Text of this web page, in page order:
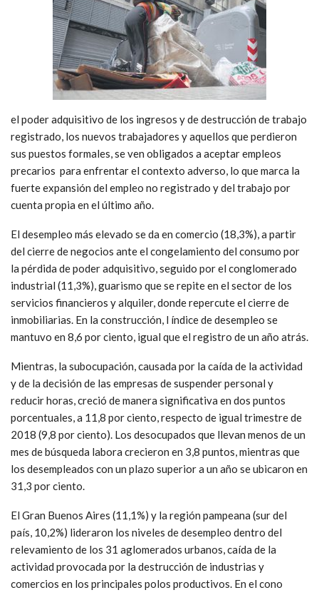
el poder adquisitivo de los ingresos y de destrucción de trabajo
registrado, los nuevos trabajadores y aquellos que perdieron
sus puestos formales, se ven obligados a aceptar empleos
precarios para enfrentar el contexto adverso, lo que marca la
fuerte expansión del empleo no registrado y del trabajo por
cuenta propia en el último año.
El desempleo más elevado se da en comercio (18,3%), a partir
del cierre de negocios ante el congelamiento del consumo por
la pérdida de poder adquisitivo, seguido por el conglomerado
industrial (11,3%), guarismo que se repite en el sector de los
servicios financieros y alquiler, donde repercute el cierre de
inmobiliarias. En la construcción, l índice de desempleo se
mantuvo en 8,6 por ciento, igual que el registro de un año atrás.
Mientras, la subocupación, causada por la caída de la actividad
y de la decisión de las empresas de suspender personal y
reducir horas, creció de manera significativa en dos puntos
porcentuales, a 11,8 por ciento, respecto de igual trimestre de
2018 (9,8 por ciento). Los desocupados que llevan menos de un
mes de búsqueda labora crecieron en 3,8 puntos, mientras que
los desempleados con un plazo superior a un año se ubicaron en
31,3 por ciento.
El Gran Buenos Aires (11,1%) y la región pampeana (sur del
país, 10,2%) lideraron los niveles de desempleo dentro del
relevamiento de los 31 aglomerados urbanos, caída de la
actividad provocada por la destrucción de industrias y
comercios en los principales polos productivos. En el cono